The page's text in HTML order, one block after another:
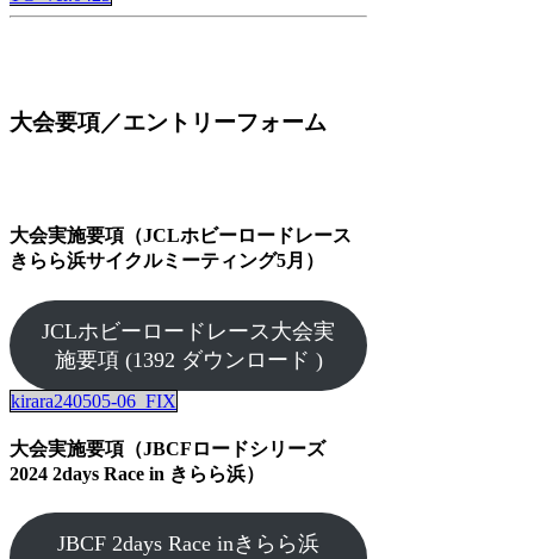
大会要項／エントリーフォーム
大会実施要項（JCLホビーロードレース
きらら浜サイクルミーティング5月）
JCLホビーロードレース大会実
施要項 (1392 ダウンロード )
kirara240505-06_FIX
大会実施要項（JBCFロードシリーズ
2024 2days Race in きらら浜）
JBCF 2days Race inきらら浜